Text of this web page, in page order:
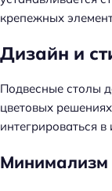
крепежных
Дизайн и
Подвесные столы
цветовых
интегрироваться в
Минимализм